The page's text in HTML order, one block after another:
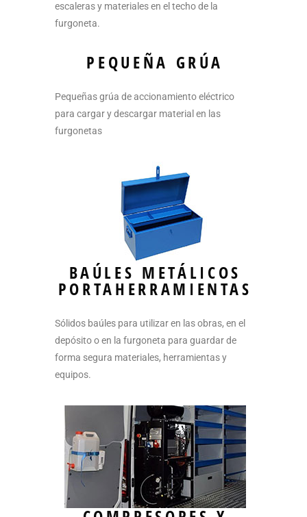
escaleras y materiales en el techo de la
furgoneta.
PEQUEÑA GRÚA
Pequeñas grúa de accionamiento eléctrico
para cargar y descargar material en las
furgonetas
BAÚLES METÁLICOS
PORTAHERRAMIENTAS
Sólidos baúles para utilizar en las obras, en el
depósito o en la furgoneta para guardar de
forma segura materiales, herramientas y
equipos.